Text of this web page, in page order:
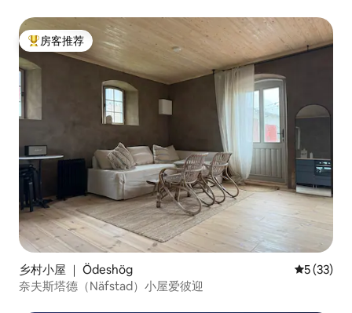
热门「房客推荐」
房客推荐
乡村小屋 ｜ Ödeshög 平均评分
5 (33)
奈夫斯塔德（Näfstad）小屋爱彼迎